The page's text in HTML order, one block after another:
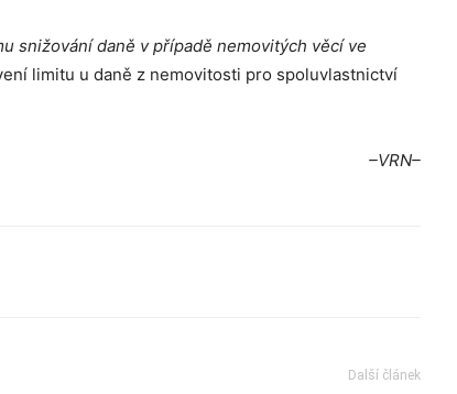
snižování daně v případě nemovitých věcí ve
limitu u daně z nemovitosti pro spoluvlastnictví
–VRN–
Další článek